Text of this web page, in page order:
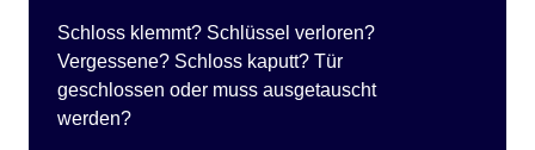
Schloss klemmt? Schlüssel verloren?
Vergessene? Schloss kaputt? Tür
geschlossen oder muss ausgetauscht
werden?